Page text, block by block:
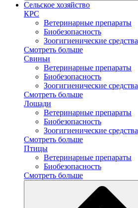
Сельское хозяйство
КРС
Ветеринарные препараты
Биобезопасность
Зоогигиенические средства
Смотреть больше
Свиньи
Ветеринарные препараты
Биобезопасность
Зоогигиенические средства
Смотреть больше
Лошади
Ветеринарные препараты
Биобезопасность
Зоогигиенические средства
Смотреть больше
Птицы
Ветеринарные препараты
Биобезопасность
Смотреть больше